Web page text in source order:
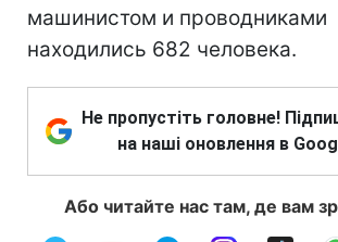
машинистом и проводниками
находились 682 человека.
Не пропустіть головне!
на наші оновлення в
Або читайте нас там, де вам